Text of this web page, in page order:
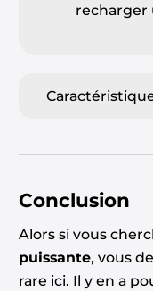
recharger
Conclusion
Alors si vous
puissante, vous
rare ici. Il y en a